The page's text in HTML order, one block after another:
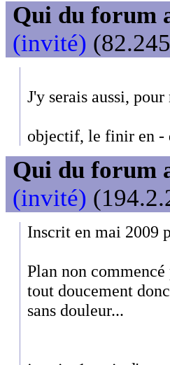
Qui du forum
(invité)
J'y serais aussi,
objectif, le finir en -
Qui du forum
(invité)
Inscrit en mai 2009
Plan non commencé
tout doucement
sans douleur...